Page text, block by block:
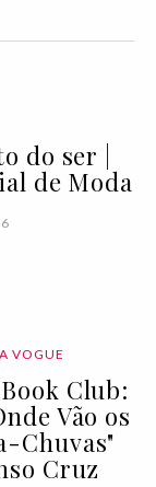
do ser |
de Moda
VOGUE
Club:
Vão os
Chuvas"
Cruz